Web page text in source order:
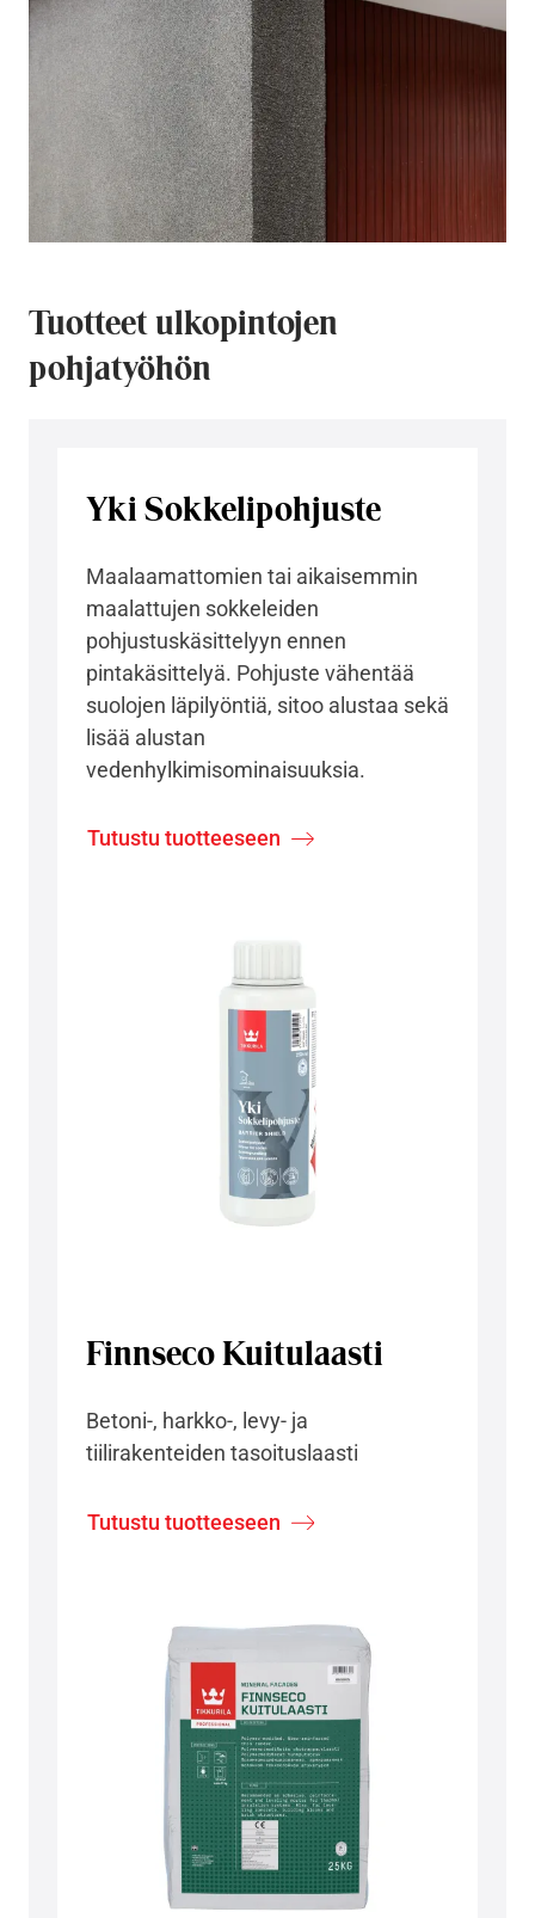
Tuotteet ulkopintojen
pohjatyöhön
Yki Sokkelipohjuste
Maalaamattomien tai aikaisemmin
maalattujen sokkeleiden
pohjustuskäsittelyyn ennen
pintakäsittelyä. Pohjuste vähentää
suolojen läpilyöntiä, sitoo alustaa sekä
lisää alustan
vedenhylkimisominaisuuksia.
Tutustu tuotteeseen
Finnseco Kuitulaasti
Betoni-, harkko-, levy- ja
tiilirakenteiden tasoituslaasti
Tutustu tuotteeseen